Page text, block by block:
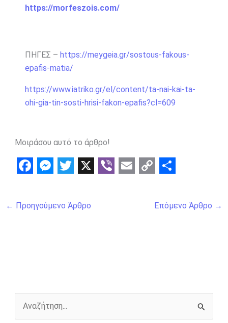
https://morfeszois.com/
ΠΗΓΕΣ – https://meygeia.gr/sostous-fakous-
epafis-matia/
https://www.iatriko.gr/el/content/ta-nai-kai-ta-
ohi-gia-tin-sosti-hrisi-fakon-epafis?cl=609
Μοιράσου αυτό το άρθρο!
a
c
k
s
e
r
w
i
k
h
a
← Προηγούμενο Άρθρο Επόμενο Άρθρο →